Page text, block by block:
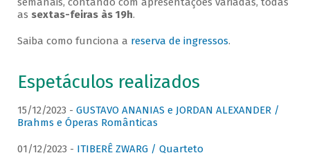
as sextas-feiras às 19h.
Saiba como funciona a reserva de ingressos.
Espetáculos realizados
15/12/2023 - GUSTAVO ANANIAS e JORDAN ALEXANDER /
Brahms e Óperas Românticas
01/12/2023 - ITIBERÊ ZWARG / Quarteto